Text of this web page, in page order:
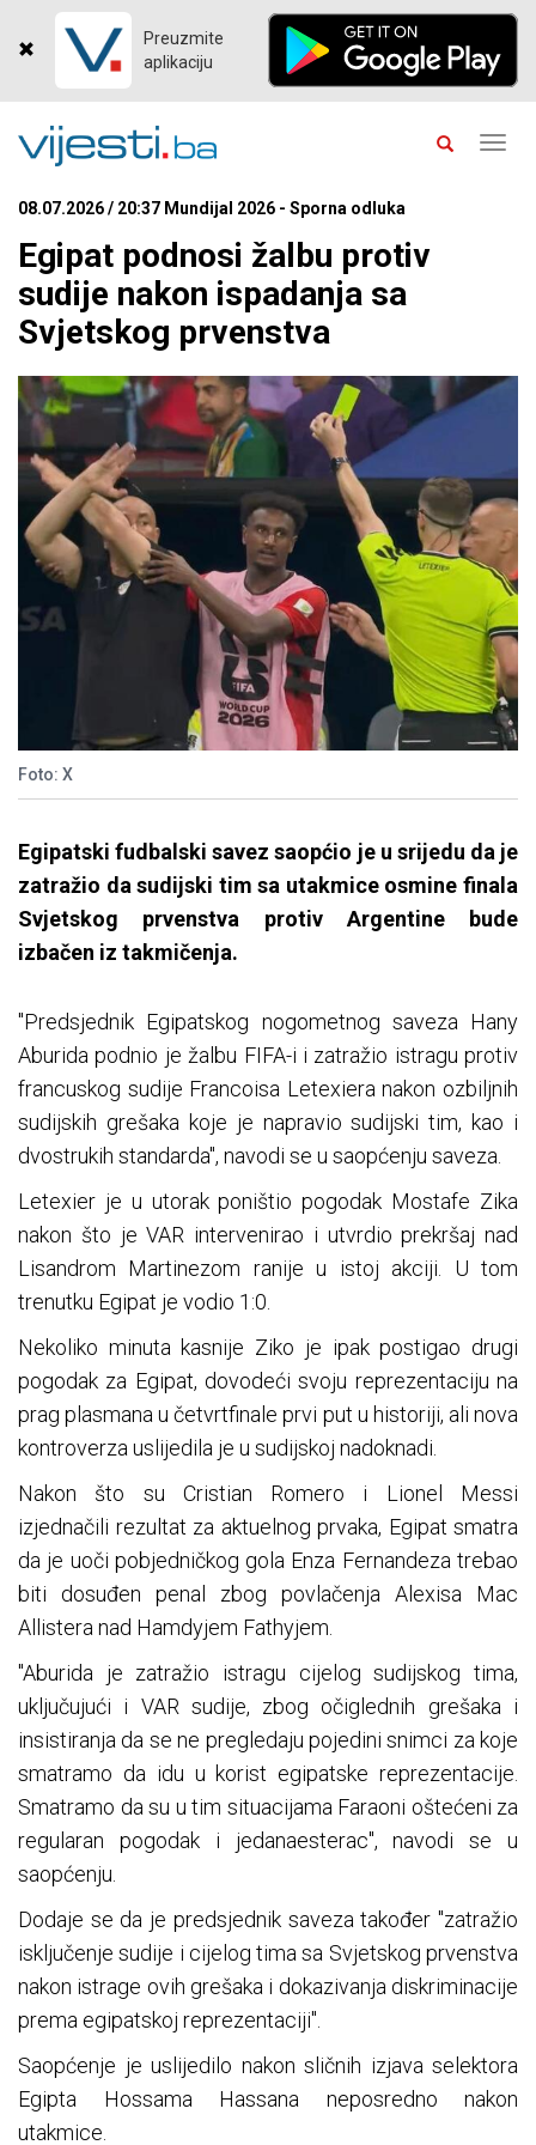
Preuzmite
aplikaciju
08.07.2026 / 20:37 Mundijal 2026 - Sporna odluka
Egipat podnosi žalbu protiv
sudije nakon ispadanja sa
Svjetskog prvenstva
Foto: X
Egipatski fudbalski savez saopćio je u srijedu da je
zatražio da sudijski tim sa utakmice osmine finala
Svjetskog prvenstva protiv Argentine bude
izbačen iz takmičenja.
"Predsjednik Egipatskog nogometnog saveza Hany
Aburida podnio je žalbu FIFA-i i zatražio istragu protiv
francuskog sudije Francoisa Letexiera nakon ozbiljnih
sudijskih grešaka koje je napravio sudijski tim, kao i
dvostrukih standarda", navodi se u saopćenju saveza.
Letexier je u utorak poništio pogodak Mostafe Zika
nakon što je VAR intervenirao i utvrdio prekršaj nad
Lisandrom Martinezom ranije u istoj akciji. U tom
trenutku Egipat je vodio 1:0.
Nekoliko minuta kasnije Ziko je ipak postigao drugi
pogodak za Egipat, dovodeći svoju reprezentaciju na
prag plasmana u četvrtfinale prvi put u historiji, ali nova
kontroverza uslijedila je u sudijskoj nadoknadi.
Nakon što su Cristian Romero i Lionel Messi
izjednačili rezultat za aktuelnog prvaka, Egipat smatra
da je uoči pobjedničkog gola Enza Fernandeza trebao
biti dosuđen penal zbog povlačenja Alexisa Mac
Allistera nad Hamdyjem Fathyjem.
"Aburida je zatražio istragu cijelog sudijskog tima,
uključujući i VAR sudije, zbog očiglednih grešaka i
insistiranja da se ne pregledaju pojedini snimci za koje
smatramo da idu u korist egipatske reprezentacije.
Smatramo da su u tim situacijama Faraoni oštećeni za
regularan pogodak i jedanaesterac", navodi se u
saopćenju.
Dodaje se da je predsjednik saveza također "zatražio
isključenje sudije i cijelog tima sa Svjetskog prvenstva
nakon istrage ovih grešaka i dokazivanja diskriminacije
prema egipatskoj reprezentaciji".
Saopćenje je uslijedilo nakon sličnih izjava selektora
Egipta Hossama Hassana neposredno nakon
utakmice.